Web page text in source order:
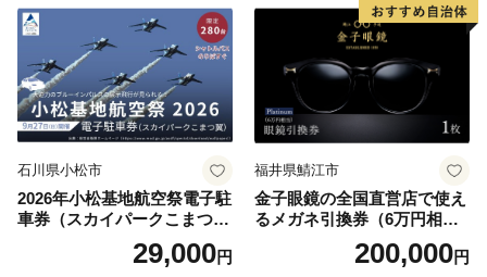
石川県小松市
2026年小松基地航空祭電子駐
車券（スカイパークこまつ
翼） 駐車場 シャトルバスの
りばすぐ 石川県 小松市
29,000円
福井県鯖江市
金子眼鏡の全国直営店で使え
るメガネ引換券（6万円相
当） Platinum200,000円